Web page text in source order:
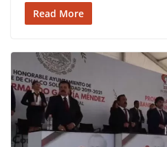
Read More